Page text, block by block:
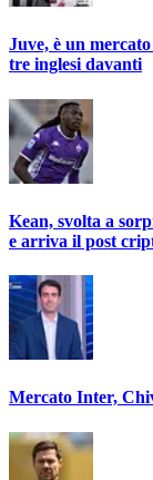
Juve, è un
tre inglesi davanti
Kean, svolta a
e arriva il post
Mercato Inter,